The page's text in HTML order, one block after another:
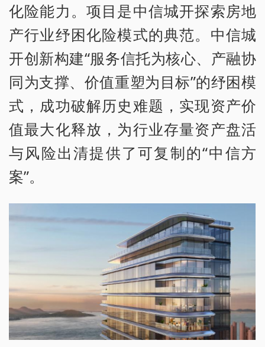
化险能力。项目是中信城开探索房地
产行业纾困化险模式的典范。中信城
开创新构建“服务信托为核心、产融协
同为支撑、价值重塑为目标”的纾困模
式，成功破解历史难题，实现资产价
值最大化释放，为行业存量资产盘活
与风险出清提供了可复制的“中信方
案”。